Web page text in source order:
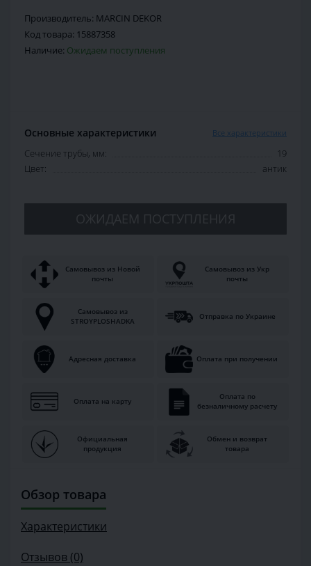
Производитель: MARCIN DEKOR
Код товара: 15887358
Наличие: Ожидаем поступления
Основные характеристики Все характеристики
Сечение трубы, мм:
19
Цвет:
антик
ОЖИДАЕМ ПОСТУПЛЕНИЯ
Самовывоз из Новой
почты
Самовывоз из Укр
почты
Самовывоз из
STROYPLOSHADKA
Отправка по Украине
Адресная доставка Оплата при получении
Оплата на карту
Оплата по
безналичному расчету
Официальная
продукция
Обмен и возврат
товара
Обзор товара
Характеристики
Отзывов (0)